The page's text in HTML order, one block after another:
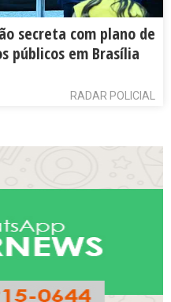
secreta com plano de
públicos em Brasília
RADAR POLICIAL